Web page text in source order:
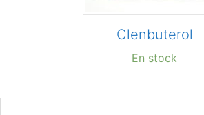
Сlenbuterol
En stock